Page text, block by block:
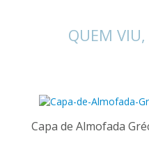
QUEM
Capa de Almofada